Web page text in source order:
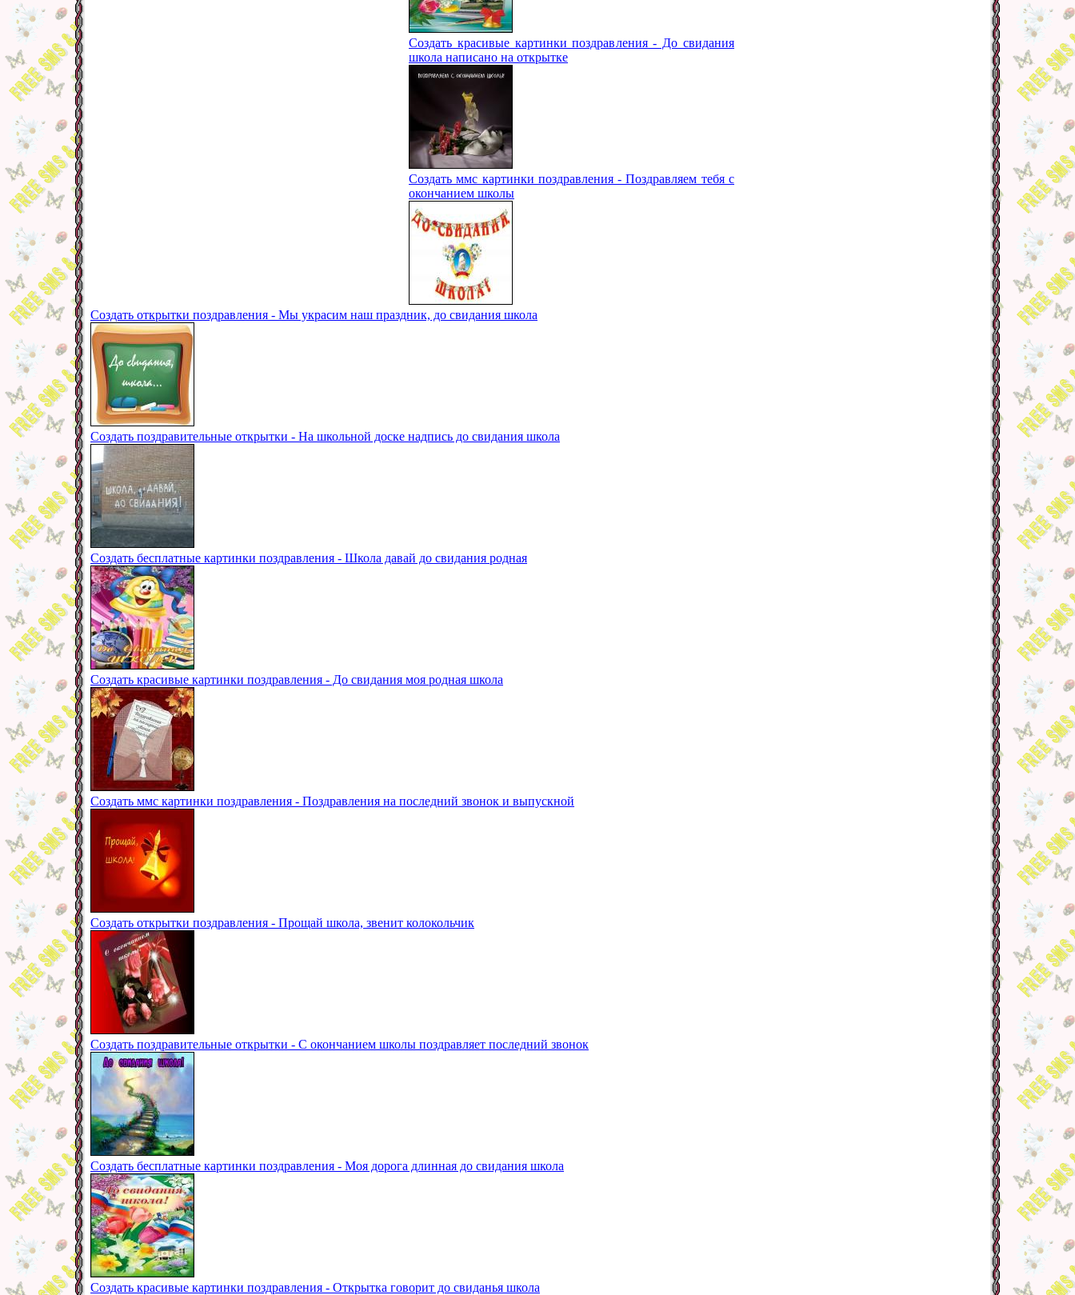
Создать красивые картинки поздравления - До свидания
школа написано на открытке
Создать ммс картинки поздравления - Поздравляем тебя с
окончанием школы
Создать открытки поздравления - Мы украсим наш праздник, до свидания школа
Создать поздравительные открытки - На школьной доске надпись до свидания школа
Создать бесплатные картинки поздравления - Школа давай до свидания родная
Создать красивые картинки поздравления - До свидания моя родная школа
Создать ммс картинки поздравления - Поздравления на последний звонок и выпускной
Создать открытки поздравления - Прощай школа, звенит колокольчик
Создать поздравительные открытки - С окончанием школы поздравляет последний звонок
Создать бесплатные картинки поздравления - Моя дорога длинная до свидания школа
Создать красивые картинки поздравления - Открытка говорит до свиданья школа